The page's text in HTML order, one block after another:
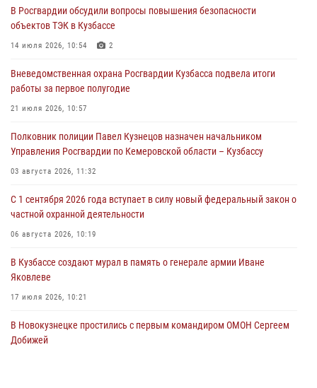
Ершов поздравил военнослужащих и сотрудников ведомства с
Днем физкультурника
08 августа 2026, 06:29
Кузбасские росгвардейцы оказали силовую поддержку при
задержании фигуранта уголовного дела об особо тяжком
преступлении прошлых лет (ВИДЕО)
В Кузбассе завершился чемпионат Сибирского ордена Жукова
округа Росгвардии по служебно-боевой стрельбе
Росгвардейцы задержали горожанку, находившуюся в розыске за
серию хищений из торговых объектов
В Росгвардии обсудили вопросы повышения безопасности
объектов ТЭК в Кузбассе
14 июля 2026, 10:54 2
Вневедомственная охрана Росгвардии Кузбасса подвела итоги
работы за первое полугодие
21 июля 2026, 10:57
Полковник полиции Павел Кузнецов назначен начальником
Управления Росгвардии по Кемеровской области – Кузбассу
03 августа 2026, 11:32
С 1 сентября 2026 года вступает в силу новый федеральный закон о
частной охранной деятельности
06 августа 2026, 10:19
В Кузбассе создают мурал в память о генерале армии Иване
Яковлеве
17 июля 2026, 10:21
В Новокузнецке простились с первым командиром ОМОН Сергеем
Добижей